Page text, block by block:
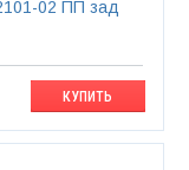
02 ПП зад
КУПИТЬ